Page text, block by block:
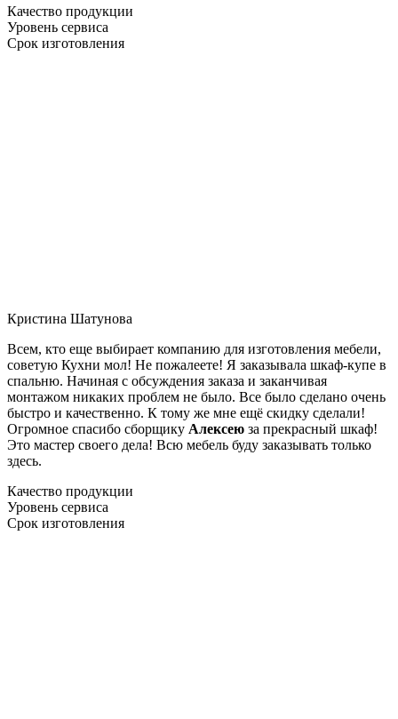
Качество продукции
Уровень сервиса
Срок изготовления
Кристина Шатунова
Всем, кто еще выбирает компанию для изготовления мебели,
советую Кухни мол! Не пожалеете! Я заказывала шкаф-купе в
спальню. Начиная с обсуждения заказа и заканчивая
монтажом никаких проблем не было. Все было сделано очень
быстро и качественно. К тому же мне ещё скидку сделали!
Огромное спасибо сборщику Алексею за прекрасный шкаф!
Это мастер своего дела! Всю мебель буду заказывать только
здесь.
Качество продукции
Уровень сервиса
Срок изготовления